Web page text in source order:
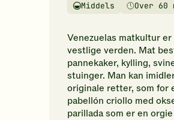
første
å
vurdere
denne
oppskriften.
Vanskelighetsgrad
Middels
TilberedningstidOver 60
Venezuelas matkultur
vestlige verden. Mat
pannekaker, kylling,
stuinger. Man kan
originale retter, som for
pabellón criollo med
parillada som er en